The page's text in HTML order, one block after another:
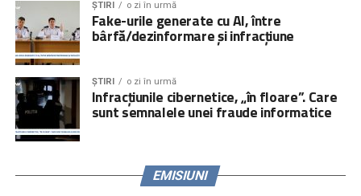
activități directe, iar peste5.000.000 de persoane
campanii media și online.
Serviciile de consiliere psihologică și juridică pot fi
accesate prin linia telefonică
platforma
www.copiisinguriacasa.ro.
Comunicat „Salvați Copiii” România
ȘTIRI o zi în urmă
Fake-urile generate cu AI, între
bârfă/dezinformare și infracțiune
ȘTIRI o zi în urmă
Infracțiunile cibernetice, „în floare”. Care
sunt semnalele unei fraude informatice
EMISIUNI